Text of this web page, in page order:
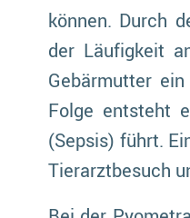
können. Durch
der Läufigkeit
Gebärmutter
Folge entsteht
(Sepsis) führt.
Tierarztbesuch